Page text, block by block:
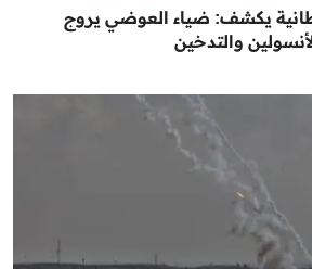
يكشف: ضياء العوضي يروج
والتدخين